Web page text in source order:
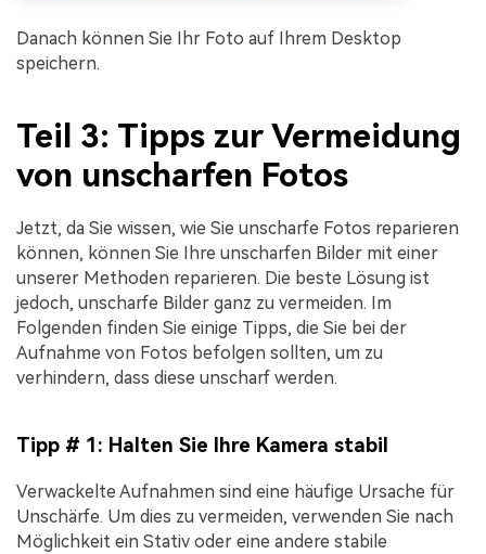
Danach können Sie Ihr Foto auf Ihrem Desktop
speichern.
Teil 3: Tipps zur Vermeidung
von unscharfen Fotos
Jetzt, da Sie wissen, wie Sie unscharfe Fotos reparieren
können, können Sie Ihre unscharfen Bilder mit einer
unserer Methoden reparieren. Die beste Lösung ist
jedoch, unscharfe Bilder ganz zu vermeiden. Im
Folgenden finden Sie einige Tipps, die Sie bei der
Aufnahme von Fotos befolgen sollten, um zu
verhindern, dass diese unscharf werden.
Tipp # 1: Halten Sie Ihre Kamera stabil
Verwackelte Aufnahmen sind eine häufige Ursache für
Unschärfe. Um dies zu vermeiden, verwenden Sie nach
Möglichkeit ein Stativ oder eine andere stabile